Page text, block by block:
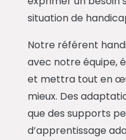
situation de
Notre référent
avec notre équipe,
et mettra tout en
mieux. Des
que des supports
d’apprentissage